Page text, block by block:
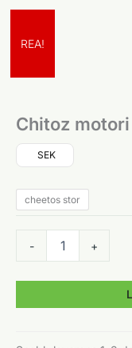
REA!
SEK
cheetos stor
-
motori
چیتوز
+